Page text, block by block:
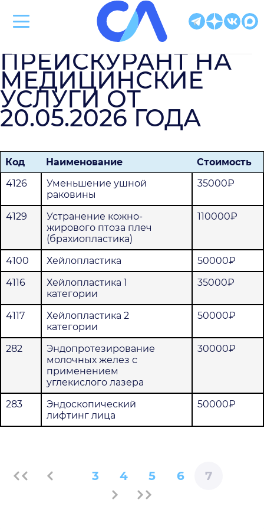
ПРЕЙСКУРАНТ НА
МЕДИЦИНСКИЕ
УСЛУГИ ОТ
20.05.2026 ГОДА
Код Наименование
Стоимость
4126
Уменьшение ушной
раковины
35000₽
4129
Устранение кожно-
жирового птоза плеч
(брахиопластика)
110000₽
4100 Хейлопластика
50000₽
4116
Хейлопластика 1
категории
35000₽
4117
Хейлопластика 2
категории
50000₽
282
Эндопротезирование
молочных желез с
применением
углекислого лазера
30000₽
283
Эндоскопический
лифтинг лица
50000₽
3 4 5 6 7